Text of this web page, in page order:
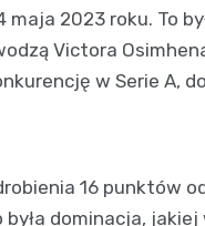
maja 2023 roku. To
Victora
w Serie A,
16 punktów
dominacja, jakiej